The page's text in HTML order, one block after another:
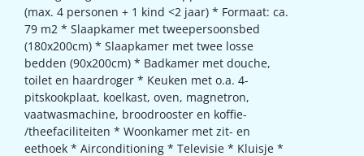
(max. 4 personen + 1 kind <2 jaar) * Formaat: ca.
79 m2 * Slaapkamer met tweepersoonsbed
(180x200cm) * Slaapkamer met twee losse
bedden (90x200cm) * Badkamer met douche,
toilet en haardroger * Keuken met o.a. 4-
pitskookplaat, koelkast, oven, magnetron,
vaatwasmachine, broodrooster en koffie-
/theefaciliteiten * Woonkamer met zit- en
eethoek * Airconditioning * Televisie * Kluisje *